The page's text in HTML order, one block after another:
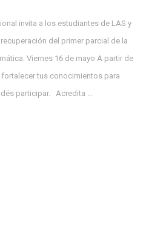
invita a los estudiantes de LAS y
del primer parcial de la
Viernes 16 de mayo A partir de
fortalecer tus conocimientos para
participar. Acredita ...